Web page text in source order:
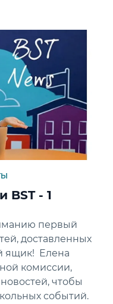
BST - 1
первый
доставленных
ящик! Елена
комиссии,
чтобы
событий.